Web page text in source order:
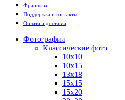
Франшиза
Поддержка и контакты
Оплата и доставка
Фотографии
Классические фото
10х10
10х15
13х18
15х15
15х20